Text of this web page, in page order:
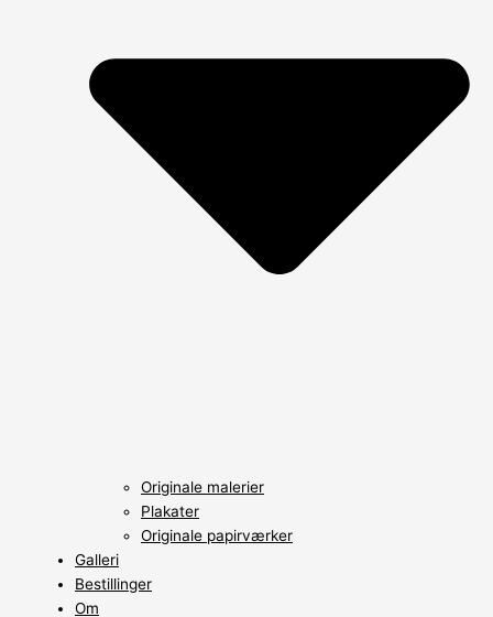
Originale malerier
Plakater
Originale papirværker
Galleri
Bestillinger
Om